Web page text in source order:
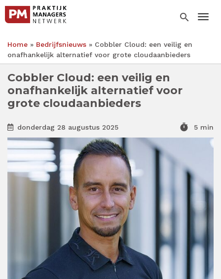
Overslaan
naar
inhoud
gaan
search
Kruimelpad
Home Bedrijfsnieuws
Cobbler Cloud: een veilig en
onafhankelijk alternatief voor grote cloudaanbieders
Cobbler Cloud: een veilig en
onafhankelijk alternatief voor
grote cloudaanbieders
donderdag 28 augustus 2025 timer 5 min